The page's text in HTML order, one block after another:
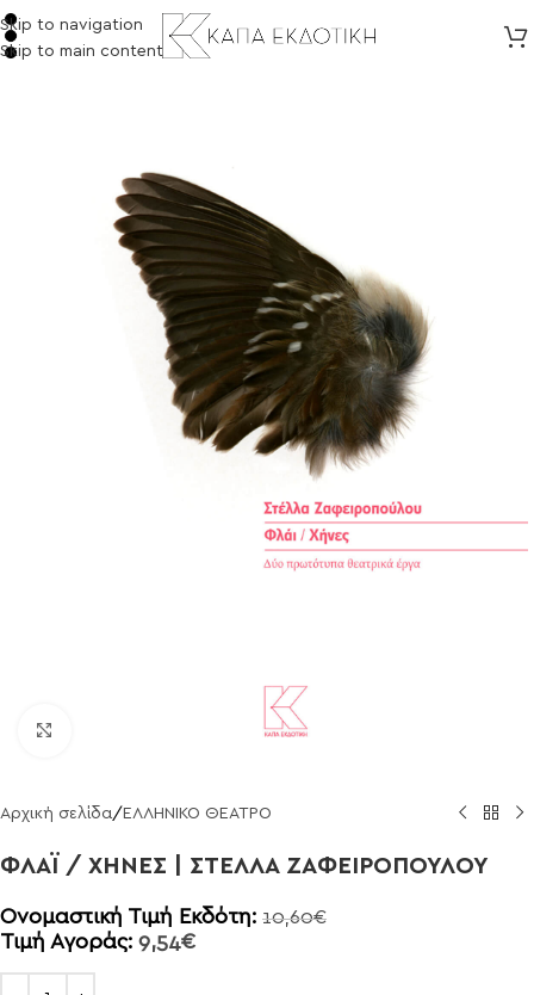
Skip to navigation
Skip to main content
Αρχική σελίδα /ΕΛΛΗΝΙΚΟ ΘΕΑΤΡΟ
ΦΛΑΪ / ΧΗΝΕΣ | ΣΤΕΛΛΑ ΖΑΦΕΙΡΟΠΟΥΛΟΥ
Ονομαστική Τιμή Εκδότη: 10,60€
Τιμή Αγοράς: 9,54€